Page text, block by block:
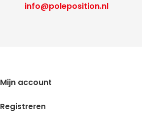
info@poleposition.nl
Mijn account
Registreren